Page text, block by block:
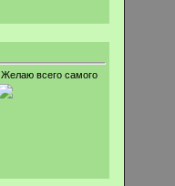
Желаю всего самого